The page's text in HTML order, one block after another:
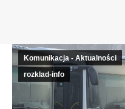
Komunikacja - Aktualności
rozklad-info